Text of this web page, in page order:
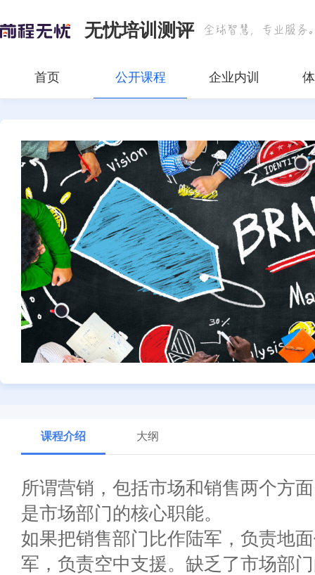
无忧培训测评
首页 公开课程 企业内训
课程介绍 大纲
所谓营销，包括市场和销售两个方
是市场部门的核心职能。
如果把销售部门比作陆军，负责地
军，负责空中支援。缺乏了市场部